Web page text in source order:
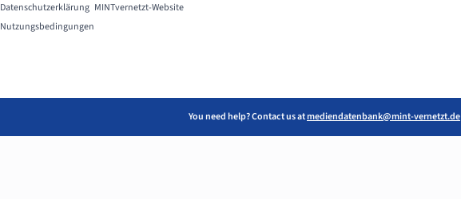
Datenschutzerklärung
Nutzungsbedingungen
MINTvernetzt-Website
You need help? Contact us atmediendatenbank@mint-vernetzt.de